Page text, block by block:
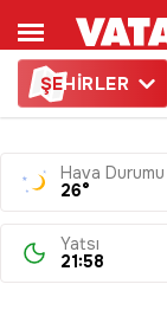
ŞEHİRLER
Hava Durumu
26°
Yatsı
21:58